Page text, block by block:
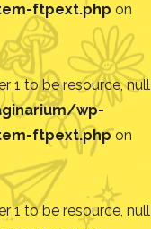
ftpext.php on
1 to be resource, null
wp-
ftpext.phpon
1 to be resource, null